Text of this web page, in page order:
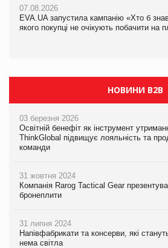
07.08.2026
EVA.UA запустила кампанію «Хто б
якого покупці не очікують побачити на
07.08.2026
EVA.UA запустила кампанію «Хто б
якого покупці не очікують побачити на
НОВИНИ B2B
03 березня 2026
Освітній бенефіт як інструмент
ThinkGlobal підвищує лояльність та
команди
31 жовтня 2024
Компанія Rarog Tactical Gear
бронеплити
31 липня 2024
Напівфабрикати та консерви, які
нема світла